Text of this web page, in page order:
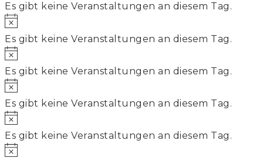
Es gibt keine Veranstaltungen an diesem Tag.
Es gibt keine Veranstaltungen an diesem Tag.
Es gibt keine Veranstaltungen an diesem Tag.
Es gibt keine Veranstaltungen an diesem Tag.
Es gibt keine Veranstaltungen an diesem Tag.